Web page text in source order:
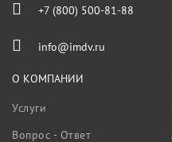
+7 (800) 500-81-88
info@imdv.ru
О КОМПАНИИ
Услуги
Вопрос - Ответ